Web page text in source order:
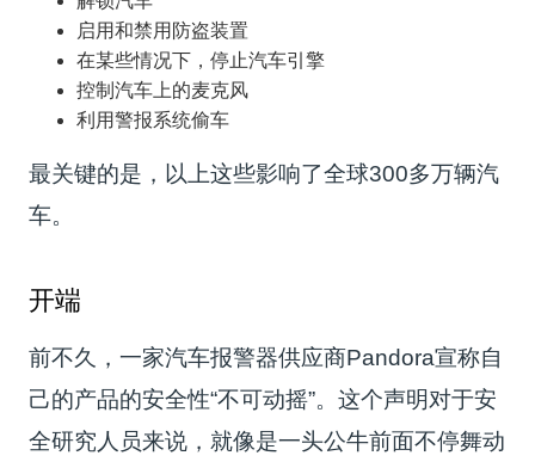
启用和禁用防盗装置
在某些情况下，停止汽车引擎
控制汽车上的麦克风
利用警报系统偷车
最关键的是，以上这些影响了全球300多万辆汽
车。
开端
前不久，一家汽车报警器供应商Pandora宣称自
己的产品的安全性“不可动摇”。这个声明对于安
全研究人员来说，就像是一头公牛前面不停舞动